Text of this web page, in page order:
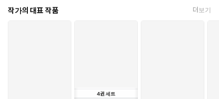
작가의 대표 작품 더보기
4권세트